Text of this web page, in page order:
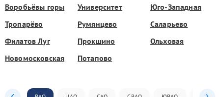
Воробьёвы горы
Университет
Юго-Западная
Тропарёво
Румянцево
Саларьево
Филатов Луг
Прокшино
Ольховая
Новомосковская
Потапово